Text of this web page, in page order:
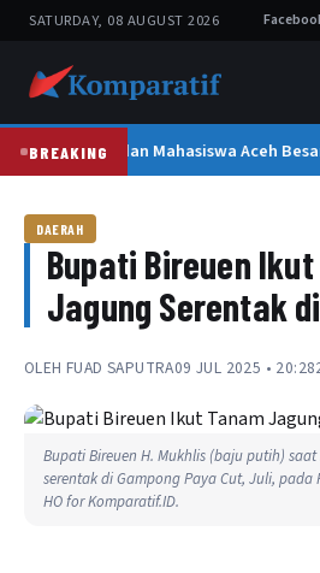
SATURDAY, 08 AUGUST 2026
BREAKING
300 Pelajar dan Mahasiswa Aceh
DAERAH
Bupati Bireuen
Jagung Serentak
OLEH FUAD SAPUTRA09 JUL 2025 • 20:28
Bupati Bireuen H. Mukhlis (baju putih)
serentak di Gampong Paya Cut, Juli, pada
HO for Komparatif.ID.